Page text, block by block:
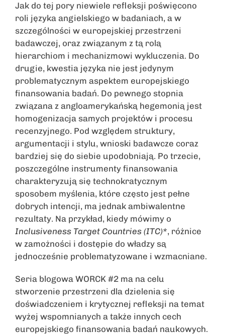
Jak do tej pory niewiele refleksji poświęcono
roli języka angielskiego w badaniach, a w
szczególności w europejskiej przestrzeni
badawczej, oraz związanym z tą rolą
hierarchiom i mechanizmowi wykluczenia. Do
drugie, kwestia języka nie jest jedynym
problematycznym aspektem europejskiego
finansowania badań. Do pewnego stopnia
związana z angloamerykańską hegemonią jest
homogenizacja samych projektów i procesu
recenzyjnego. Pod względem struktury,
argumentacji i stylu, wnioski badawcze coraz
bardziej się do siebie upodobniają. Po trzecie,
poszczególne instrumenty finansowania
charakteryzują się technokratycznym
sposobem myślenia, które często jest pełne
dobrych intencji, ma jednak ambiwalentne
rezultaty. Na przykład, kiedy mówimy o
Inclusiveness Target Countries (ITC)*, różnice
w zamożności i dostępie do władzy są
jednocześnie problematyzowane i wzmacniane.
Seria blogowa WORCK #2 ma na celu
stworzenie przestrzeni dla dzielenia się
doświadczeniem i krytycznej refleksji na temat
wyżej wspomnianych a także innych cech
europejskiego finansowania badań naukowych.